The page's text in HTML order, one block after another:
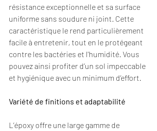
résistance exceptionnelle et sa surface
uniforme sans soudure ni joint. Cette
caractéristique le rend particulièrement
facile à entretenir, tout en le protégeant
contre les bactéries et l'humidité. Vous
pouvez ainsi profiter d’un sol impeccable
et hygiénique avec un minimum d’effort.
Variété de finitions et adaptabilité
L’époxy offre une large gamme de